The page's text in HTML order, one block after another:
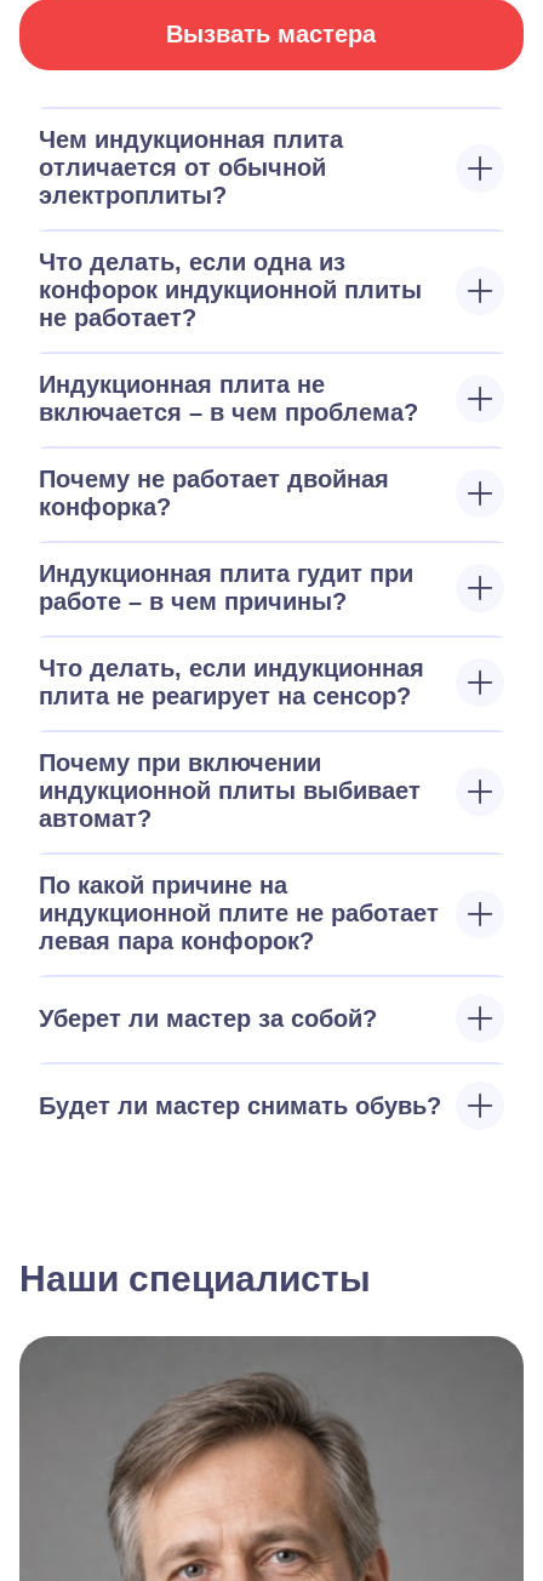
Вызвать мастера
Чем индукционная плита
отличается от обычной
электроплиты?
Что делать, если одна из
конфорок индукционной плиты
не работает?
Индукционная плита не
включается – в чем проблема?
Почему не работает двойная
конфорка?
Индукционная плита гудит при
работе – в чем причины?
Что делать, если индукционная
плита не реагирует на сенсор?
Почему при включении
индукционной плиты выбивает
автомат?
По какой причине на
индукционной плите не работает
левая пара конфорок?
Уберет ли мастер за собой?
Будет ли мастер снимать обувь?
Наши специалисты